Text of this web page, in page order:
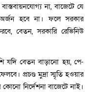
না, বাজেটে যে
অর্জন হবে না। ফলে সরকার
বেতন, সরকারি রেভিনিউ
যদি বেতন বাড়ানো হয়, পে-
প্রচণ্ড মুদ্রা স্মৃতি হওয়ার
কোনো নির্দেশনা বাজেটে নাই।